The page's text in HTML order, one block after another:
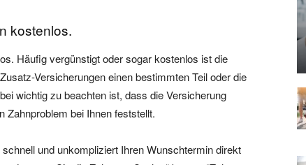
kostenlos.
Häufig vergünstigt oder sogar kostenlos ist die
Versicherungen einen bestimmten Teil oder die
wichtig zu beachten ist, dass die Versicherung
bei Ihnen feststellt.
und unkompliziert Ihren Wunschtermin direkt